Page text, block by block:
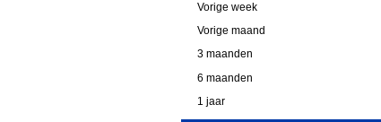
Vorige week
Vorige maand
3 maanden
6 maanden
1 jaar